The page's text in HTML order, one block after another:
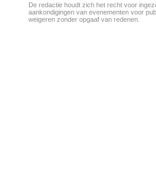
De redactie houdt zich het recht voor
aankondigingen van evenementen voor
weigeren zonder opgaaf van redenen.